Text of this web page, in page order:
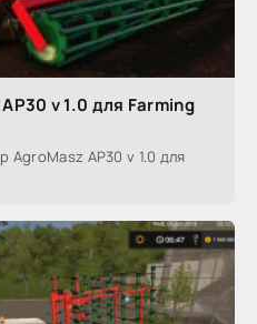
v 1.0 для Farming
AgroMasz AP30 v 1.0 для